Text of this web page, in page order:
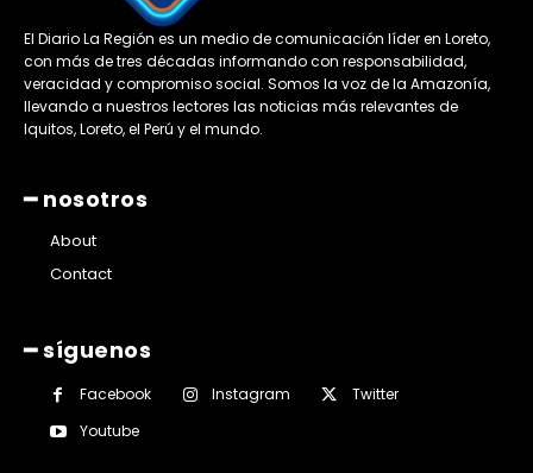
El Diario La Región es un medio de comunicación líder en Loreto,
con más de tres décadas informando con responsabilidad,
veracidad y compromiso social. Somos la voz de la Amazonía,
llevando a nuestros lectores las noticias más relevantes de
Iquitos, Loreto, el Perú y el mundo.
━ nosotros
About
Contact
━ síguenos
Facebook Instagram
Twitter
Youtube